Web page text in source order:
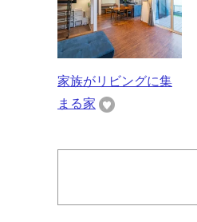
家族がリビングに集
まる家